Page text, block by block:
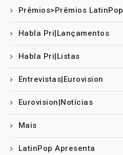
Prêmios>Prêmios LatinPop
Habla Pri|Lançamentos
Habla Pri|Listas
Entrevistas|Eurovision
Eurovision|Notícias
Mais
LatinPop Apresenta